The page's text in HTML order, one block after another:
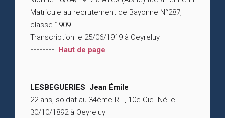
Matricule au recrutement de Bayonne N°287,
classe 1909
Transcription le 25/06/1919 à Oeyreluy
-------- Haut de page
LESBEGUERIES Jean Émile
22 ans, soldat au 34ème R.I., 10e Cie. Né le
30/10/1892 à Oeyreluy